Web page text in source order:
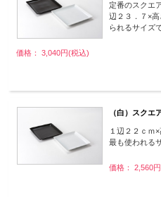
定番のスクエ
辺２３．７×
られるサイズ
価格： 3,040円(税込)
（白）スクエ
１辺２２ｃｍ
最も使われる
価格： 2,560